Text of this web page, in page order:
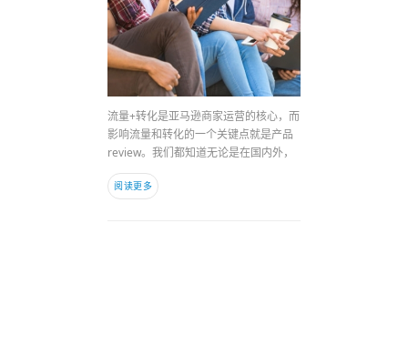
流量+转化是亚马逊商家运营的核心，而
影响流量和转化的一个关键点就是产品
review。我们都知道无论是在国内外，
阅读更多